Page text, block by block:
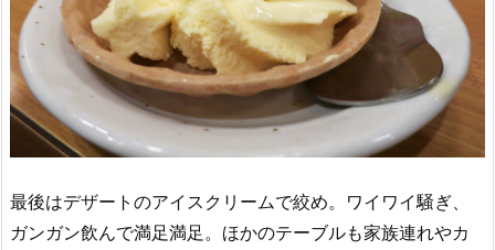
最後はデザートのアイスクリームで絞め。ワイワイ騒ぎ、
ガンガン飲んで満足満足。ほかのテーブルも家族連れやカ